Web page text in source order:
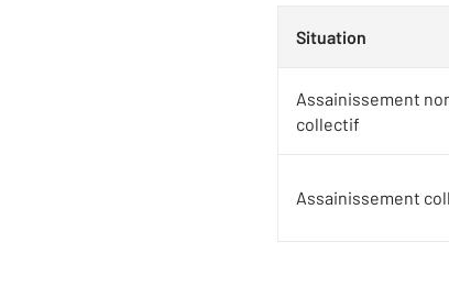
Situation
Assainissement
collectif
Assainissement